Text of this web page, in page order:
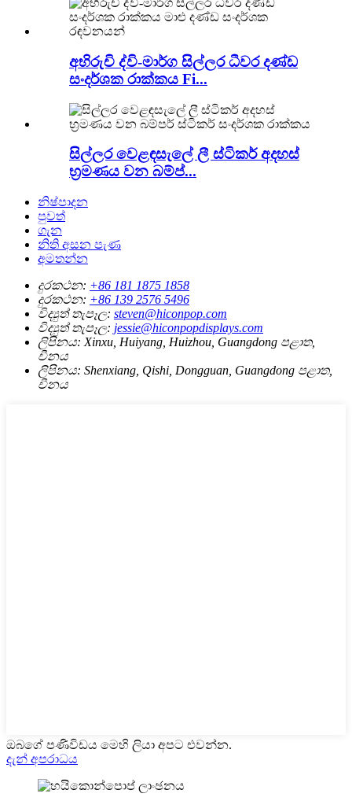
අභිරුචි ද්වි-මාර්ග සිල්ලර ධීවර දණ්ඩ
සංදර්ශක රාක්කය Fi...
සිල්ලර වෙළඳසැලේ ලී ස්ටිකර් අදහස්
භ්‍රමණය වන බම්ප්...
නිෂ්පාදන
පුවත්
ගැන
නිති අසන පැණ
අමතන්න
දුරකථන: +86 181 1875 1858
දුරකථන: +86 139 2576 5496
විද්‍යුත් තැපෑල: steven@hiconpop.com
විද්‍යුත් තැපෑල: jessie@hiconpopdisplays.com
ලිපිනය: Xinxu, Huiyang, Huizhou, Guangdong පළාත,
චීනය
ලිපිනය: Shenxiang, Qishi, Dongguan, Guangdong පළාත,
චීනය
ඔබගේ පණිවිඩය මෙහි ලියා අපට එවන්න.
දැන් අපරාධය